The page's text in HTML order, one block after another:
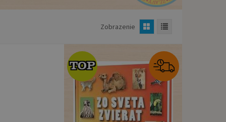
Zobrazenie
TOP
TOP